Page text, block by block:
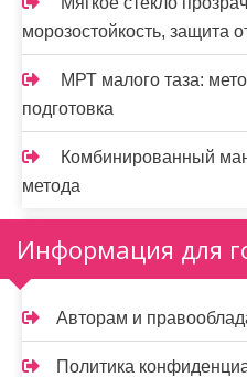
морозостойкость, защита
МРТ малого таза:
подготовка
Комбинированный
метода
Информация для
Авторам и
Политика